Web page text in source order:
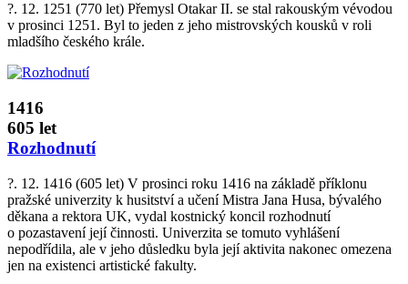
?. 12. 1251 (770 let) Přemysl Otakar II. se stal rakouským vévodou
v prosinci 1251. Byl to jeden z jeho mistrovských kousků v roli
mladšího českého krále.
1416
605 let
Rozhodnutí
?. 12. 1416 (605 let) V prosinci roku 1416 na základě příklonu
pražské univerzity k husitství a učení Mistra Jana Husa, bývalého
děkana a rektora UK, vydal kostnický koncil rozhodnutí
o pozastavení její činnosti. Univerzita se tomuto vyhlášení
nepodřídila, ale v jeho důsledku byla její aktivita nakonec omezena
jen na existenci artistické fakulty.